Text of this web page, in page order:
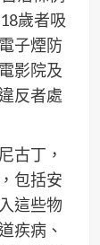
歲者吸
子煙防
影院及
反者處
古丁，
包括安
這些物
疾病、